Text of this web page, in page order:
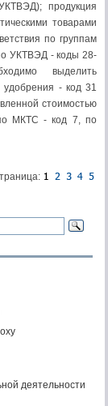
продукция
товарами
по группам
УКТВЭД - коды 28-
выделить
- код 31
стоимостью
МКТС - код 7, по
деятельности